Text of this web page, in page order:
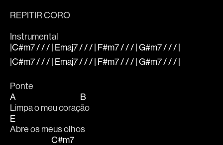
REPITIR CORO
Instrumental
|C#m7 / / / | Emaj7 / / / | F#m7 / / / | G#m7 / / / |
|C#m7 / / / | Emaj7 / / / | F#m7 / / / | G#m7 / / / |
Ponte
A
Limpa o meu coraç
B
ão
E
Abre os meus olhos
C#m7